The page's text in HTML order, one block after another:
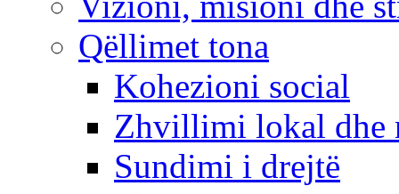
Qëllimet tona
Kohezioni social
Zhvillimi lokal dhe
Sundimi i drejtë